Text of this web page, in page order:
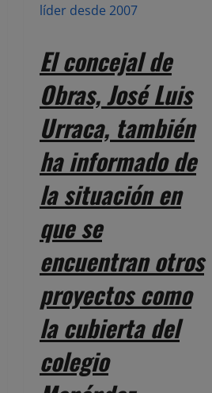
líder desde 2007
El concejal de
Obras, José Luis
Urraca, también
ha informado de
la situación en
que se
encuentran otros
proyectos como
la cubierta del
colegio